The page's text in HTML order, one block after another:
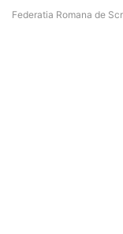
Federatia Romana de